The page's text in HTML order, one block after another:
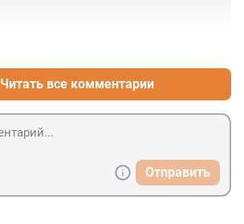
Читать все комментарии
Отправить